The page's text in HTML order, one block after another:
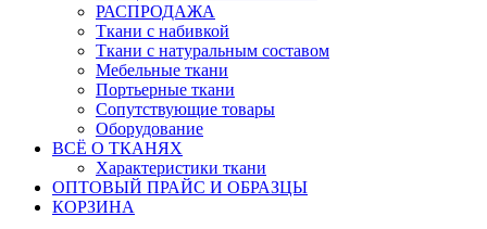
РАСПРОДАЖА
Ткани с набивкой
Ткани с натуральным составом
Мебельные ткани
Портьерные ткани
Сопутствующие товары
Оборудование
ВСЁ О ТКАНЯХ
Характеристики ткани
ОПТОВЫЙ ПРАЙС И ОБРАЗЦЫ
КОРЗИНА